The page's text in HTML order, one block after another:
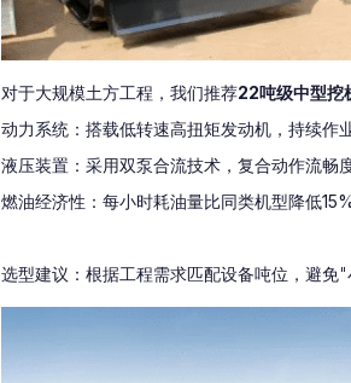
对于大规模土方工程，我们推荐22吨级中型挖
动力系统：搭载低转速高扭矩发动机，持续作
液压装置：采用双泵合流技术，复合动作流畅
燃油经济性：每小时耗油量比同类机型降低15%
选型建议 ：根据工程需求匹配设备吨位，避